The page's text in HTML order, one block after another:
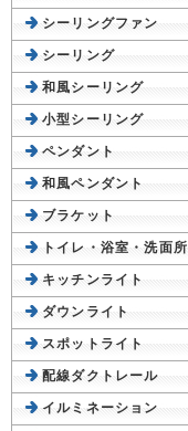
シーリングファン
シーリング
和風シーリング
小型シーリング
ペンダント
和風ペンダント
ブラケット
トイレ・浴室・洗面所
キッチンライト
ダウンライト
スポットライト
配線ダクトレール
イルミネーション